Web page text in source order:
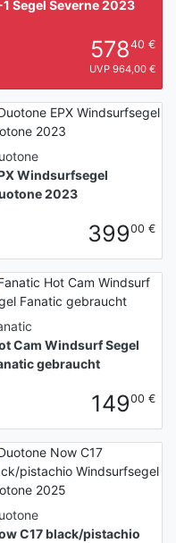
1 Segel Severne 2023
57840 €
UVP 964,00 €
Windsurfsegel
2023
39900 €
Cam Windsurf Segel
gebraucht
14900 €
C17 black/pistachio